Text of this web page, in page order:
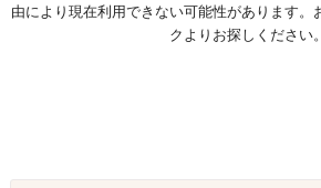
由により現在利用できない可能性があります。
クよりお探しください。